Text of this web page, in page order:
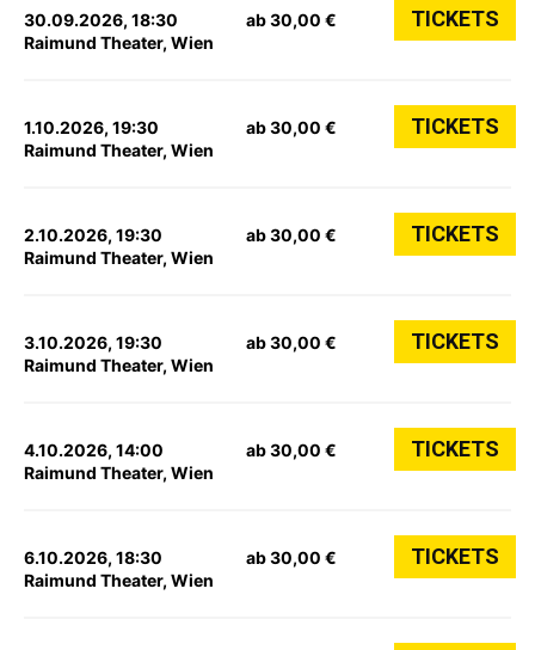
30.09.2026, 18:30
Raimund Theater, Wien
ab 30,00 € TICKETS
1.10.2026, 19:30
Raimund Theater, Wien
ab 30,00 € TICKETS
2.10.2026, 19:30
Raimund Theater, Wien
ab 30,00 € TICKETS
3.10.2026, 19:30
Raimund Theater, Wien
ab 30,00 € TICKETS
4.10.2026, 14:00
Raimund Theater, Wien
ab 30,00 € TICKETS
6.10.2026, 18:30
Raimund Theater, Wien
ab 30,00 € TICKETS